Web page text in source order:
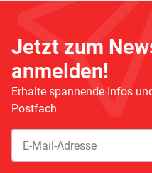
Jetzt zum
anmelden!
Erhalte spannende Infos
Postfach